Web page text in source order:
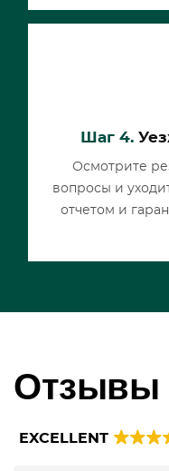
Шаг 4.
Осмотрите
вопросы и
отчетом и
Отзывы
EXCELLENT